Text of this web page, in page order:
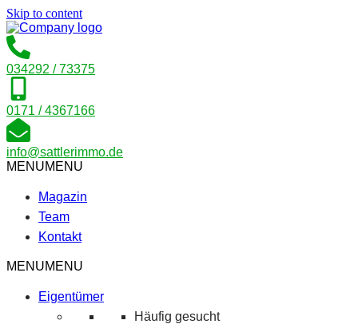
Skip to content
034292 / 73375
0171 / 4367166
info@sattlerimmo.de
MENUMENU
Magazin
Team
Kontakt
MENUMENU
Eigentümer
Häufig gesucht